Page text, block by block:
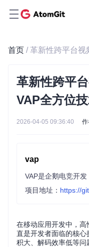
首页
革新性跨平
VAP全方位
2026-04-05 09:36:40
vap
项目地址： https://
在移动应用开发中，
直是开发者面临的核
积大、解码效率低等问